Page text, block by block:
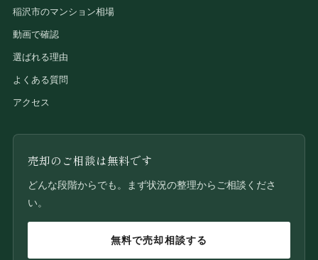
稲沢市のマンション相場
動画で確認
選ばれる理由
よくある質問
アクセス
売却のご相談は無料です
どんな段階からでも。まず状況の整理からご相談くださ
い。
無料で売却相談する